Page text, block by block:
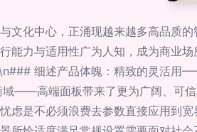
文化中心，正涌现越来越多高品质
能力与适用性广为人知，成为商业
细述产品体魄：精致的灵活用
——高端面板带来了更为广阔、可
虑是不必须浪费去参数直接应用到